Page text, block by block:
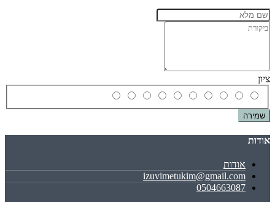
ציון
שמירה
אודות
אודות
izuvimetukim@gmail.com
0504663087